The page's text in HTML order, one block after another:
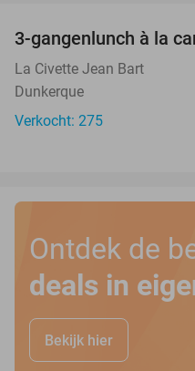
3-gangenlunch à la
La Civette Jean Bart
Dunkerque
Verkocht: 275
Ontdek de
deals in
Bekijk hier